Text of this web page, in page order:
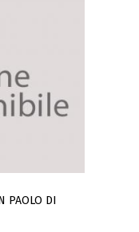
PAOLO DI